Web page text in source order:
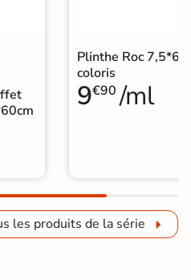
Plinthe Roc 7,5*60
coloris
9€90 /ml
les produits de la série